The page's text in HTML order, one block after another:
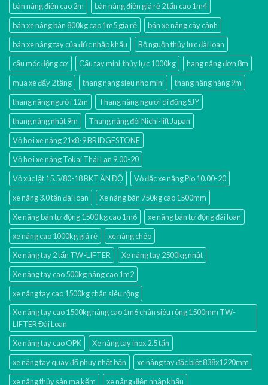
bàn nâng điện cao 2m
bàn nâng điện giá rẻ 2 tấn cao 1m4
bán xe nâng bàn 800kg cao 1m5 gía rẻ
bán xe nâng cây cảnh
bán xe nâng tay của đức nhập khẩu
Bộ nguồn thủy lực đài loan
cẩu móc động cơ
Cẩu tay mini thủy lực 1000kg
hang nâng đơn 8m
mua xe đẩy 2 tầng
thang nang sieu nho mini
thang nâng hàng 9m
thang nâng người 12m
Thang nâng người di động SJY
thang nâng nhật 9m
Thang nâng đôi Nichi-lift Japan
Vỏ hơi xe nâng 21x8-9 BRIDGESTONE
Vỏ hơi xe nâng Tokai Thái Lan 9.00-20
Vỏ xúc lật 15.5/80-18 BKT ẤN ĐỘ
Vỏ đặc xe nâng Pio 10.00-20
xe nâng 3.0 tấn đài loan
Xe nâng bàn 750kg cao 1500mm
Xe nâng bán tự động 1500 kg cao 1m6
xe nâng bán tự động đài loan
xe nâng cao 1000kg giá rẻ
xe nâng chéo
Xe nâng tay 2 tấn TW-LIFTER
Xe nâng tay 2500kg nhật
Xe nâng tay cao 500kg nâng cao 1m2
xe nâng tay cao 1500kg chân siêu rộng
Xe nâng tay cao 1500kg nâng cao 1m6 chân siêu rộng 1500mm TW-
LIFTER Đài Loan
Xe nâng tay cao OPK
Xe nâng tay inox 2.5 tấn
xe nâng tay quay đổ phuy nhật bản
xe nâng tay đặc biệt 838x1220mm
xe nâng thủy sản mạ kẽm
xe nâng điện nhập khấu